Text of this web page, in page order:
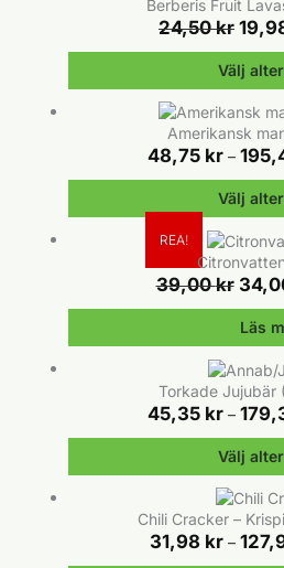
Berberis Fruit
24,50kr Det
priset
var:
24,50
Välj
Amerikansk
48,75 kr –
Välj
här
REA!
39,00kr Det
priset
var:
39,00
Läs
Torkade Jujubär
45,35 kr –
Välj
Chili Cracker –
31,98 kr –